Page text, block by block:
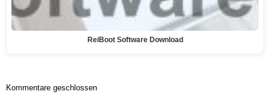
ReiBoot Software Download
Kommentare geschlossen